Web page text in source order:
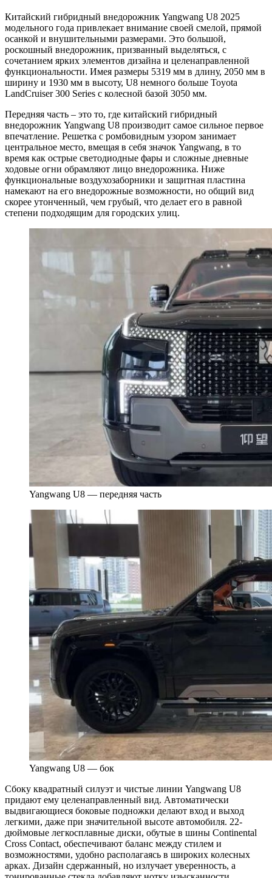
Китайский гибридный внедорожник Yangwang U8 2025
модельного года привлекает внимание своей смелой, прямой
осанкой и внушительными размерами. Это большой,
роскошный внедорожник, призванный выделяться, с
сочетанием ярких элементов дизайна и целенаправленной
функциональности. Имея размеры 5319 мм в длину, 2050 мм в
ширину и 1930 мм в высоту, U8 немного больше Toyota
LandCruiser 300 Series с колесной базой 3050 мм.
Передняя часть – это то, где китайский гибридный
внедорожник Yangwang U8 производит самое сильное первое
впечатление. Решетка с ромбовидным узором занимает
центральное место, вмещая в себя значок Yangwang, в то
время как острые светодиодные фары и сложные дневные
ходовые огни обрамляют лицо внедорожника. Ниже
функциональные воздухозаборники и защитная пластина
намекают на его внедорожные возможности, но общий вид
скорее утонченный, чем грубый, что делает его в равной
степени подходящим для городских улиц.
Yangwang U8 — передняя часть
Yangwang U8 — бок
Сбоку квадратный силуэт и чистые линии Yangwang U8
придают ему целенаправленный вид. Автоматически
выдвигающиеся боковые подножки делают вход и выход
легкими, даже при значительной высоте автомобиля. 22-
дюймовые легкосплавные диски, обутые в шины Continental
Cross Contact, обеспечивают баланс между стилем и
возможностями, удобно располагаясь в широких колесных
арках. Дизайн сдержанный, но излучает уверенность, а